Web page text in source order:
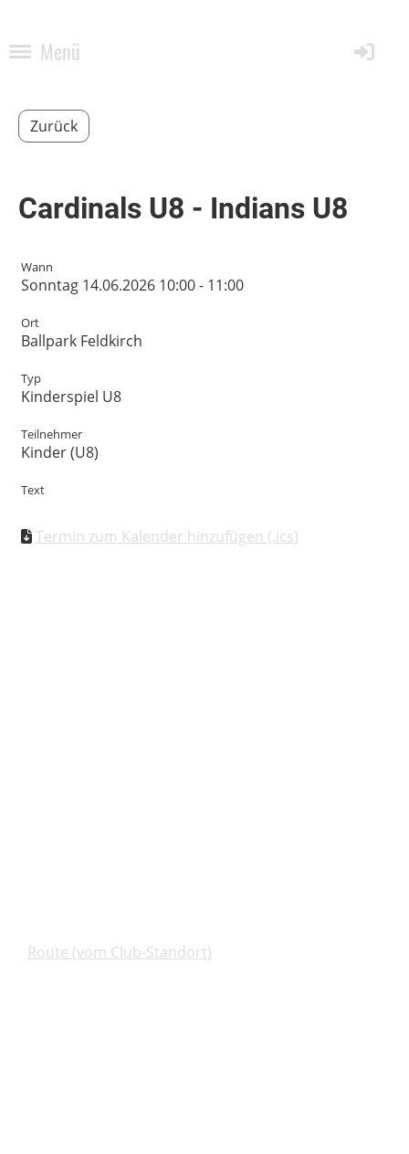
Menü
Zurück
Cardinals U8 - Indians U8
Wann
Sonntag 14.06.2026 10:00 - 11:00
Ort
Ballpark Feldkirch
Typ
Kinderspiel U8
Teilnehmer
Kinder (U8)
Text
Termin zum Kalender hinzufügen (.ics)
Route (vom Club-Standort)